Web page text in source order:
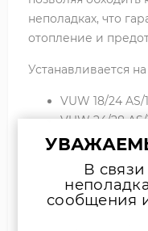
неполадках, что
отопление и
Устанавливается
VUW 18/24 AS/
VUW 24/28 AS/
Если вы
В
сообщения